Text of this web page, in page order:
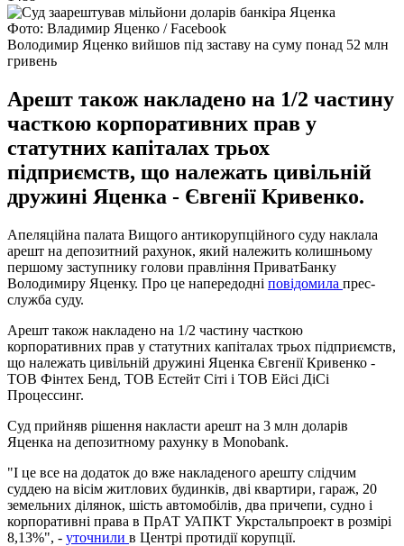
Фото: Владимир Яценко / Facebook
Володимир Яценко вийшов під заставу на суму понад 52 млн
гривень
Арешт також накладено на 1/2 частину
часткою корпоративних прав у
статутних капіталах трьох
підприємств, що належать цивільній
дружині Яценка - Євгенії Кривенко.
Апеляційна палата Вищого антикорупційного суду наклала
арешт на депозитний рахунок, який належить колишньому
першому заступнику голови правління ПриватБанку
Володимиру Яценку. Про це напередодні повідомила прес-
служба суду.
Арешт також накладено на 1/2 частину часткою
корпоративних прав у статутних капіталах трьох підприємств,
що належать цивільній дружині Яценка Євгенії Кривенко -
ТОВ Фінтех Бенд, ТОВ Естейт Сіті і ТОВ Ейсі ДіСі
Процессинг.
Суд прийняв рішення накласти арешт на 3 млн доларів
Яценка на депозитному рахунку в Monobank.
"І це все на додаток до вже накладеного арешту слідчим
суддею на вісім житлових будинків, дві квартири, гараж, 20
земельних ділянок, шість автомобілів, два причепи, судно і
корпоративні права в ПрАТ УАПКТ Укрстальпроект в розмірі
8,13%", - уточнили в Центрі протидії корупції.